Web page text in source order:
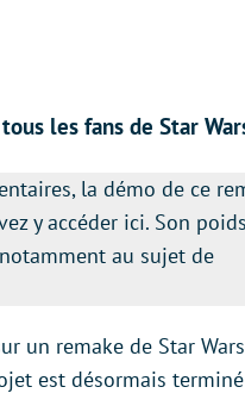
les fans de Star
la démo de ce
y accéder ici. Son
au sujet de
un remake de Star
est désormais